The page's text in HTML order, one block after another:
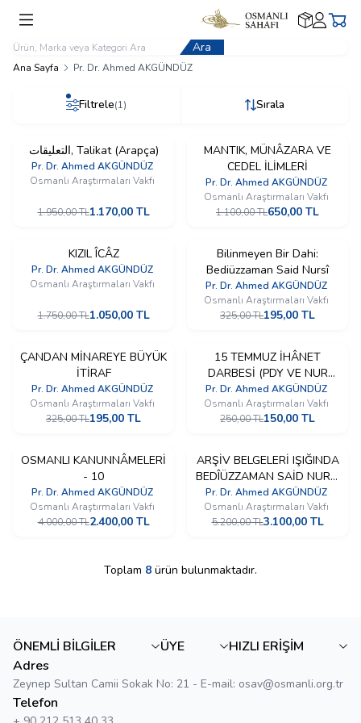
Ara
Kargom
Nerede?
Üyelik
İşlemleri
Ana Sayfa Pr. Dr. Ahmed AKGÜNDÜZ
Filtrele(1) Sırala
%40
İndirim
التعليقات, Talikat (Arapça)
Pr. Dr. Ahmed AKGÜNDÜZ
Osmanlı Araştırmaları Vakfı
1.950,00TL1.170,00TL
%41
​MANTIK, MÜNÂZARA VE
CEDEL İLİMLERİ
Pr. Dr. Ahmed AKGÜNDÜZ
Osmanlı Araştırmaları Vakfı
1.100,00TL650,00 TL
İndirim
KIZIL ÎCÂZ
Pr. Dr. Ahmed AKGÜNDÜZ
Osmanlı Araştırmaları Vakfı
1.750,00TL1.050,00TL
40
İndirim
Bilinmeyen Bir Dahi:
Bediüzzaman Said Nursî
Pr. Dr. Ahmed AKGÜNDÜZ
Osmanlı Araştırmaları Vakfı
325,00TL195,00 TL
%40
​ÇANDAN MİNAREYE BÜYÜK
İTİRAF
Pr. Dr. Ahmed AKGÜNDÜZ
Osmanlı Araştırmaları Vakfı
325,00TL195,00 TL
40
İndirim
​15 TEMMUZ İHÂNET
DARBESİ (PDY VE NUR
CEMÂ’ATİ TARTIŞMALARI)
Pr. Dr. Ahmed AKGÜNDÜZ
Osmanlı Araştırmaları Vakfı
250,00TL150,00 TL
%40
OSMANLI KANUNNÂMELERİ
- 10
Pr. Dr. Ahmed AKGÜNDÜZ
Osmanlı Araştırmaları Vakfı
4.000,00TL2.400,00TL
%40
İndirim
ARŞİV BELGELERİ IŞIĞINDA
BEDÎÜZZAMAN SAİD NURSÎ
VE İLMÎ ŞAHSİYETİ- 3
Pr. Dr. Ahmed AKGÜNDÜZ
Osmanlı Araştırmaları Vakfı
5.200,00TL3.100,00TL
Toplam 8 ürün bulunmaktadır.
ÖNEMLİ BİLGİLER ÜYE
HIZLI ERİŞİM
Adres
Zeynep Sultan Camii Sokak No: 21 - E-mail: osav@osmanli.org.tr
Telefon